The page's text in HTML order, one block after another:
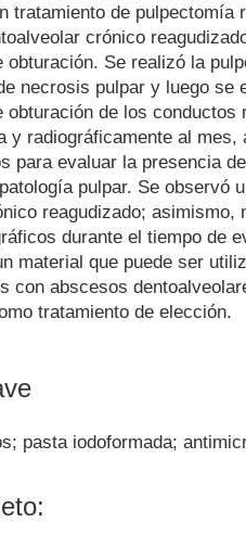
tratamiento de pulpectomía
crónico
obturación. Se realizó la
necrosis pulpar y luego se
obturación de los conductos
y radiográficamente al
para evaluar la presencia
pulpar. Se observó
reagudizado; asimismo,
durante el tiempo de
material que puede ser
con abscesos
tratamiento de elección.
pasta iodoformada;